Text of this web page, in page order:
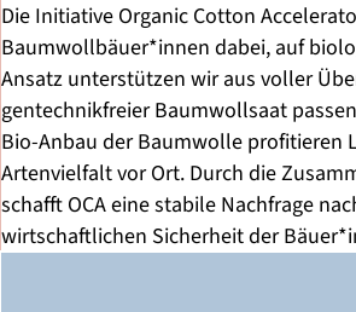
Die Initiative Organic Cotton
Baumwollbäuer*innen dabei, auf
Ansatz unterstützen wir aus voller
gentechnikfreier Baumwollsaat
Bio-Anbau der Baumwolle profitieren
Artenvielfalt vor Ort. Durch die
schafft OCA eine stabile Nachfrage
wirtschaftlichen Sicherheit der